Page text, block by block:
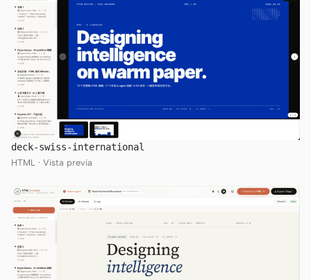
deck-swiss-international
HTML · Vista previa